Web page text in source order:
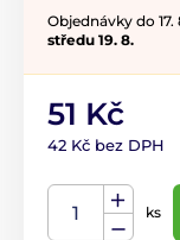
Objednávky do
středu 19. 8.
51 Kč
42 Kč bez DPH
ks